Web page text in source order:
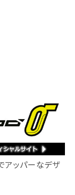
アッパーなデザ